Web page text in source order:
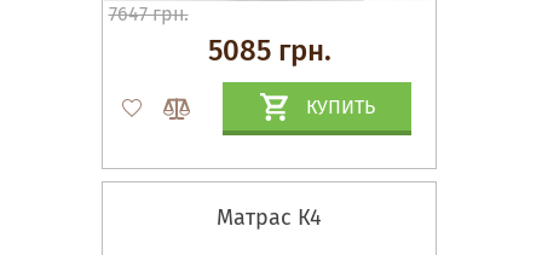
7647 грн.
5085 грн.
КУПИТЬ
Матрас К4